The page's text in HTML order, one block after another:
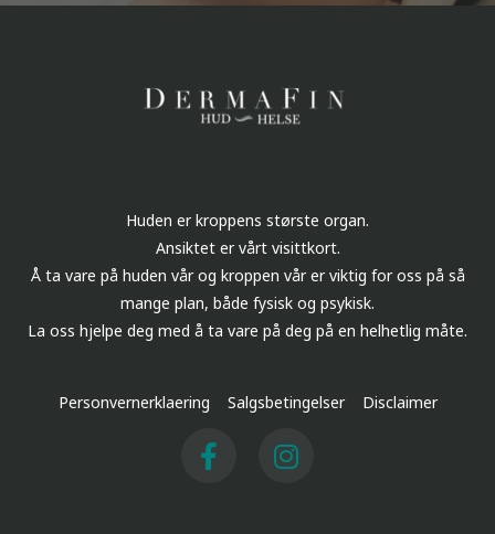
Huden er kroppens største organ.
Ansiktet er vårt visittkort.
Å ta vare på huden vår og kroppen vår er viktig for oss på så
mange plan, både fysisk og psykisk.
La oss hjelpe deg med å ta vare på deg på en helhetlig måte.
Personvernerklaering Salgsbetingelser Disclaimer